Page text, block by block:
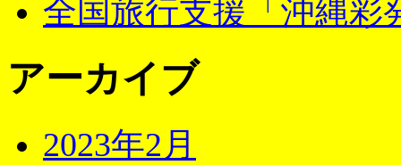
全国旅行支援「沖縄彩
アーカイブ
2023年2月